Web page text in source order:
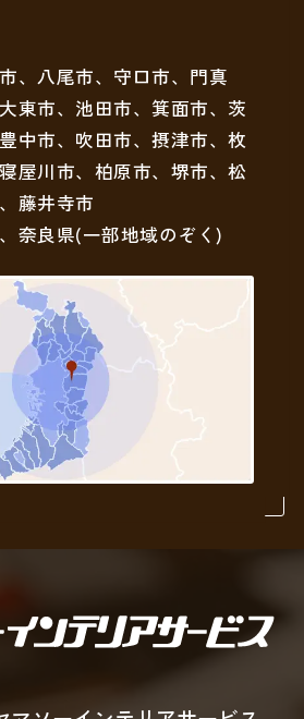
、八尾市、守口市、門真
東市、池田市、箕面市、茨
中市、吹田市、摂津市、枚
屋川市、柏原市、堺市、松
藤井寺市
奈良県(一部地域のぞく)